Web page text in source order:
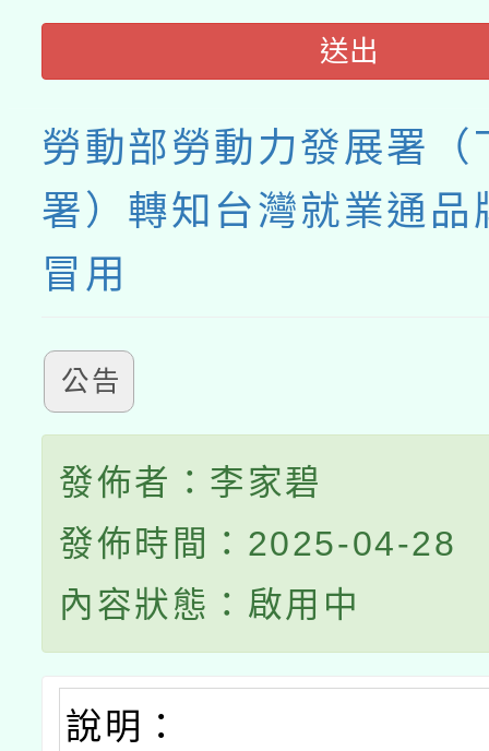
送出
勞動部勞動力發展署（
署）轉知台灣就業通品
冒用
公告
發佈者：李家碧
發佈時間：2025-04-28
內容狀態：啟用中
說明：